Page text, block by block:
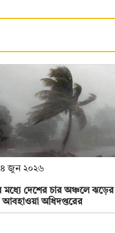
জুন ২০২৬
মধ্যে দেশের চার অঞ্চলে ঝড়ের
অধিদপ্তরের